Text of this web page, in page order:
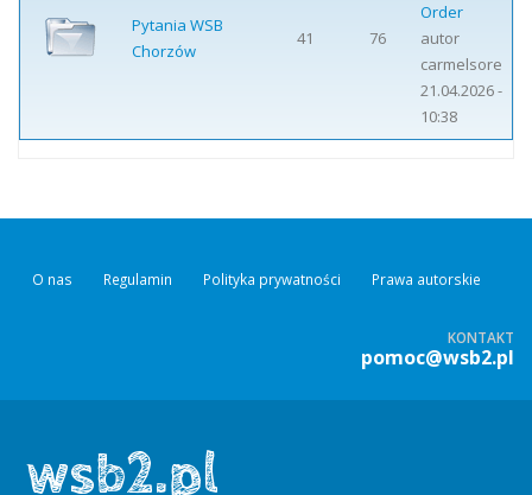
Pytania WSB
Chorzów
41 76
Order
autor
carmelsore
21.04.2026 -
10:38
O nas Regulamin Polityka prywatności Prawa autorskie
KONTAKT
pomoc@wsb2.pl